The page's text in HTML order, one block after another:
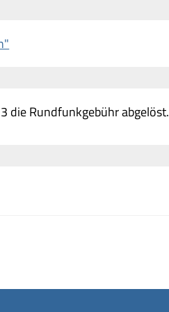
die Rundfunkgebühr abgelöst.